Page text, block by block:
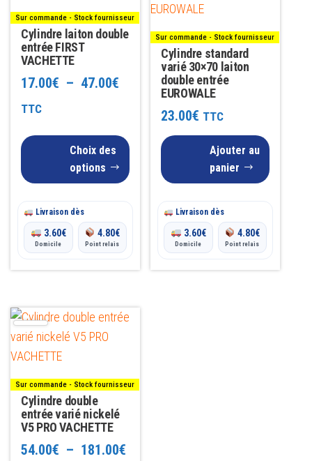
Sur commande - Stock fournisseur
Cylindre laiton double
entrée FIRST
VACHETTE
17.00€ – 47.00€
prix :
à
TTC
Choix des
options
a
plusieurs
variations.
Les
options
peuvent
choisies
produit
Livraison dès
3.60€
Domicile
4.80€
Point relais
Sur commande - Stock fournisseur
Cylindre standard
varié 30×70 laiton
double entrée
EUROWALE
23.00€ TTC
Ajouter au
panier
Livraison dès
3.60€
Domicile
4.80€
Point relais
Sur commande - Stock fournisseur
Cylindre double
entrée varié nickelé
V5 PRO VACHETTE
54.00€ – 181.00€
Ce
produit
a
variations.
Les
options
peuvent